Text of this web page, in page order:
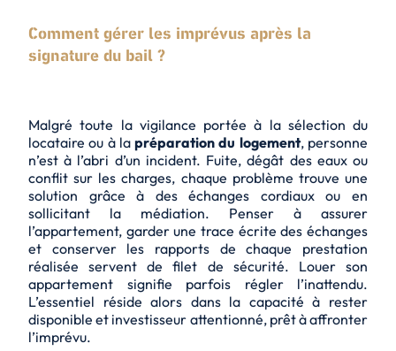
Comment gérer les imprévus après la
signature du bail ?
Malgré toute la vigilance portée à la sélection du
locataire ou à lapréparation du logement, personne
n’est à l’abri d’un incident. Fuite, dégât des eaux ou
conflit sur les charges, chaque problème trouve une
solution grâce à des échanges cordiaux ou en
sollicitant la médiation. Penser à assurer
l’appartement, garder une trace écrite des échanges
et conserver les rapports de chaque prestation
réalisée servent de filet de sécurité. Louer son
appartement signifie parfois régler l’inattendu.
L’essentiel réside alors dans la capacité à rester
disponible et investisseur attentionné, prêt à affronter
l’imprévu.